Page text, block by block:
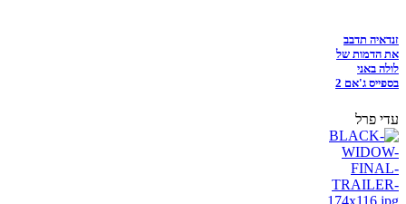
זנדאיה תדבב
את הדמות של
לולה באני
בספייס ג'אם 2
עדי פרל